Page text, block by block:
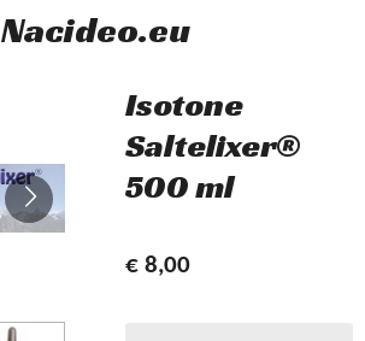
Nacideo.eu
Isotone
Saltelixer®
500 ml
€ 8,00